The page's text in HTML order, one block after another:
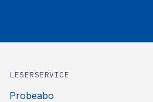
LESERSERVICE
Probeabo